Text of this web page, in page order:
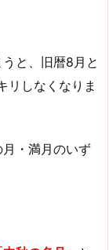
と、旧暦8月と
リしなくなりま
・満月のいず